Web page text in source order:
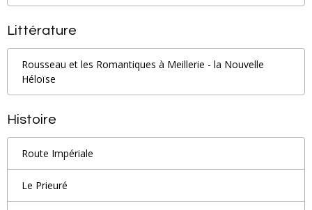
Littérature
Rousseau et les Romantiques à Meillerie - la Nouvelle
Héloïse
Histoire
Route Impériale
Le Prieuré